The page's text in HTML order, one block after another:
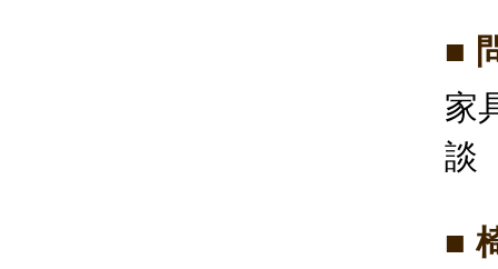
■
家
談
■